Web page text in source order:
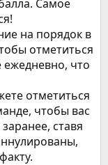
Самое
на порядок в
отметиться
ежедневно, что
отметиться
чтобы вас
ставя